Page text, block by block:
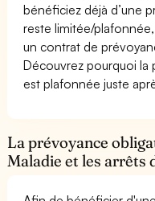
bénéficiez déjà d’une
reste limitée/
un contrat de
Découvrez pourquoi la
est plafonnée juste
La prévoyance
Maladie et les arrêts